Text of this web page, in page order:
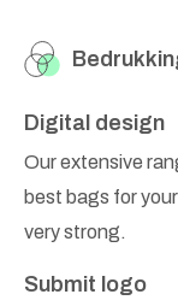
Digital design
Our extensive
best bags for
very strong.
Submit logo